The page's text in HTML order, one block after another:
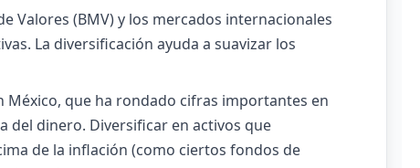
Valores (BMV) y los mercados internacionales
La diversificación ayuda a suavizar los
México, que ha rondado cifras importantes en
del dinero. Diversificar en activos que
de la inflación (como ciertos fondos de